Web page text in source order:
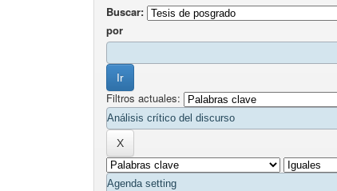
Buscar:
por
Filtros actuales: